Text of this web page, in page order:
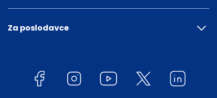
Za poslodavce